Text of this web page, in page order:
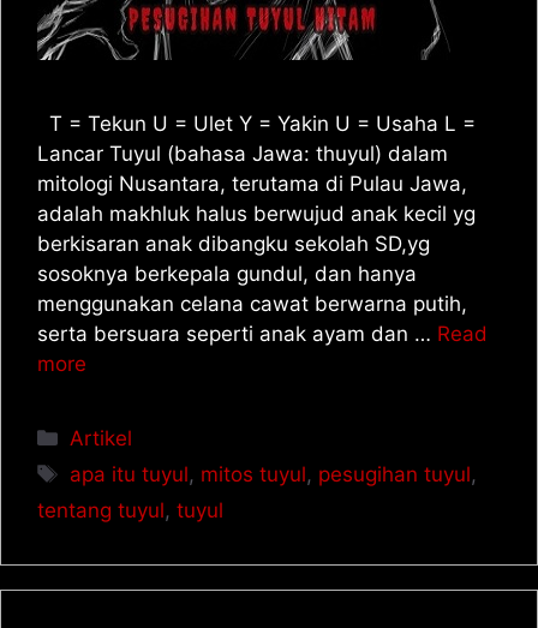
T = Tekun U = Ulet Y = Yakin U = Usaha L =
Lancar Tuyul (bahasa Jawa: thuyul) dalam
mitologi Nusantara, terutama di Pulau Jawa,
adalah makhluk halus berwujud anak kecil yg
berkisaran anak dibangku sekolah SD,yg
sosoknya berkepala gundul, dan hanya
menggunakan celana cawat berwarna putih,
serta bersuara seperti anak ayam dan … Read
more
Artikel
apa itu tuyul, mitos tuyul, pesugihan tuyul,
tentang tuyul, tuyul